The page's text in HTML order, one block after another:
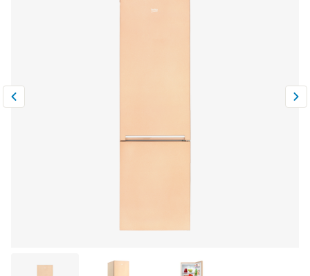
Климатическая техника